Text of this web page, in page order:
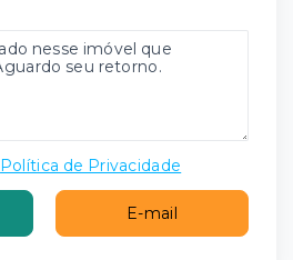
Política de Privacidade
E-mail